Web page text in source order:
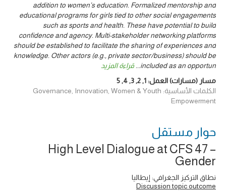
addition to women’s education. Formalized mentorship and
educational programs for girls tied to other social engagements
such as sports and health. These have potential to build
confidence and agency. Multi-stakeholder networking platforms
should be established to facilitate the sharing of experiences and
knowledge. Other actors (e.g., private sector/business) should be
included as an opportun
... قراءة المزيد
مسار (مسارات) العمل:1
,
2
,
3
,
4
,
5
الكلمات الأساسية: Governance, Innovation, Women & Youth
Empowerment
حوار ‎مستقل
High Level Dialogue at CFS 47 –
Gender
نطاق التركيز الجغرافي: إيطاليا
Discussion topic outcome